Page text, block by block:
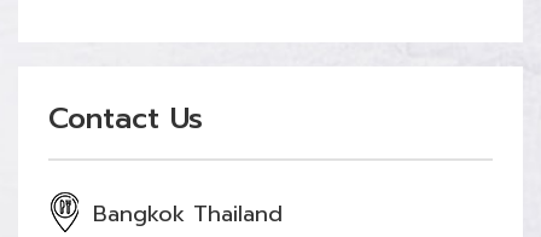
Contact Us
Bangkok Thailand